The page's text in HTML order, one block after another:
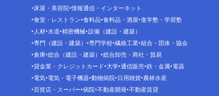
床屋・美容院 情報通信・インターネット
食堂・レストラン 食料品 食料品・酒屋 進学塾・学習塾
人材 水道 精密機械 設備（建設・建築）
専門（建設・建築）
専門学校 繊維工業 組合・団体・協会
倉庫 総合（建設・建築）
総合卸売・商社・貿易
貸金業・クレジットカード 大学 通信販売 鉄・金属 電器
電気 電気・電子機器 動物病院 日用雑貨 農林水産
百貨店・スーパー 病院 不動産開発 不動産賃貸